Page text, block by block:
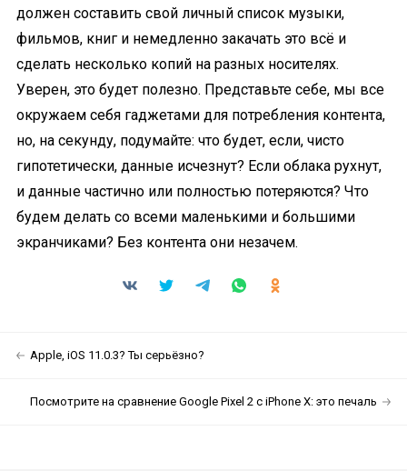
должен составить свой личный список музыки,
фильмов, книг и немедленно закачать это всё и
сделать несколько копий на разных носителях.
Уверен, это будет полезно. Представьте себе, мы все
окружаем себя гаджетами для потребления контента,
но, на секунду, подумайте: что будет, если, чисто
гипотетически, данные исчезнут? Если облака рухнут,
и данные частично или полностью потеряются? Что
будем делать со всеми маленькими и большими
экранчиками? Без контента они незачем.
Apple, iOS 11.0.3? Ты серьёзно?
Посмотрите на сравнение Google Pixel 2 с iPhone X: это печаль